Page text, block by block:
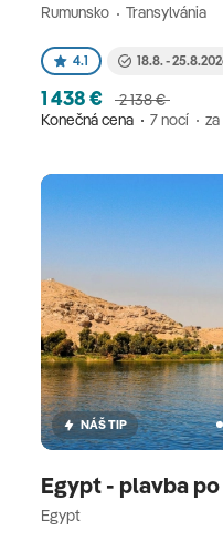
Rumunsko Transylvánia
4.1 18.8. -
1 438 €
2 138 €
Konečná cena
7 nocí
NÁŠ TIP
Egypt - plavba
Egypt